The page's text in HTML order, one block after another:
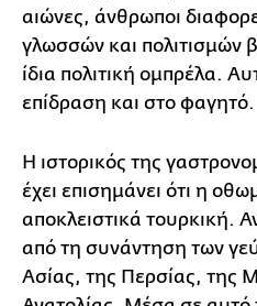
αιώνες, άνθρωποι
γλωσσών και πολιτισμών
ίδια πολιτική ομπρέλα.
επίδραση και στο φαγητό.
Η ιστορικός της
έχει επισημάνει ότι η
αποκλειστικά τουρκική.
από τη συνάντηση των
Ασίας, της Περσίας, της